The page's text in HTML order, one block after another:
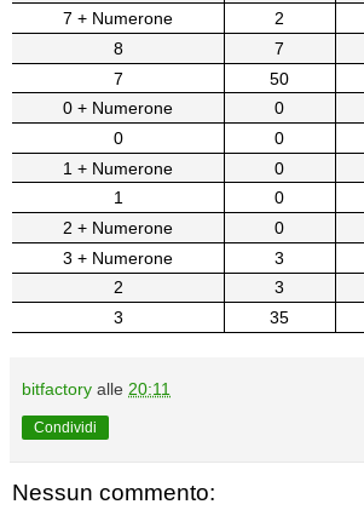
7 + Numerone
2
8
7
7
50
0 + Numerone
0
0
0
1 + Numerone
0
1
0
2 + Numerone
0
3 + Numerone
3
2
3
3
35
bitfactory alle 20:11
Condividi
Nessun commento: